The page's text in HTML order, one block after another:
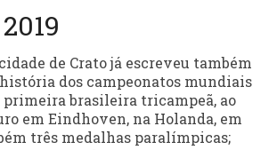
de Crato já escreveu também
dos campeonatos mundiais
primeira brasileira tricampeã, ao
em Eindhoven, na Holanda, em
três medalhas paralímpicas;